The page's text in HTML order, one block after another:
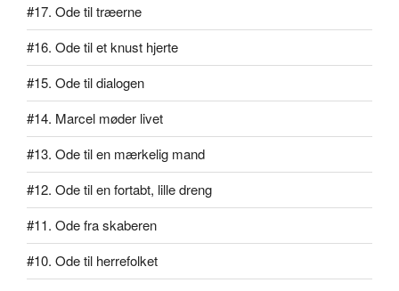
#17. Ode til træerne
#16. Ode til et knust hjerte
#15. Ode til dialogen
#14. Marcel møder livet
#13. Ode til en mærkelig mand
#12. Ode til en fortabt, lille dreng
#11. Ode fra skaberen
#10. Ode til herrefolket